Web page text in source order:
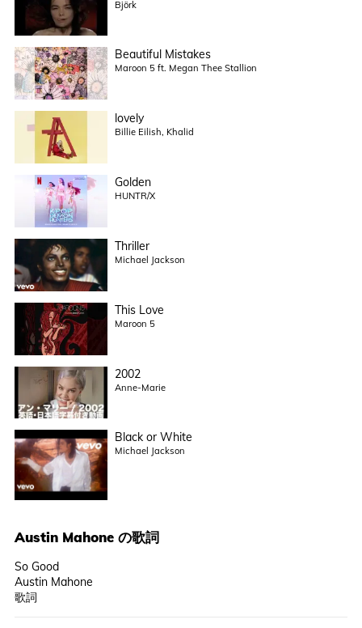
Björk
Beautiful Mistakes
Maroon 5 ft. Megan Thee Stallion
lovely
Billie Eilish, Khalid
Golden
HUNTR/X
Thriller
Michael Jackson
This Love
Maroon 5
2002
Anne-Marie
Black or White
Michael Jackson
Austin Mahoneの歌詞
So Good
Austin Mahone
歌詞